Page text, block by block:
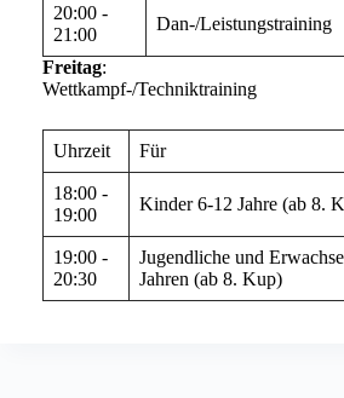
20:00 -
21:00
Dan-/Leistungstraining
Freitag:
Wettkampf-/Techniktraining
Uhrzeit Für
18:00 -
19:00
Kinder 6-12 Jahre (ab 8.
19:00 -
20:30
Jugendliche und
Jahren (ab 8. Kup)